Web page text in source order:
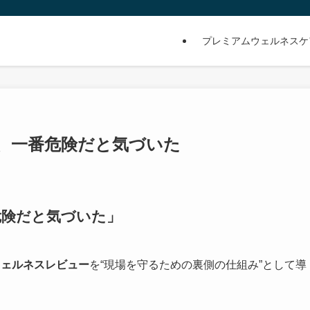
プレミアムウェルネス
一番危険だと気づいた
だと気づいた」
ルネスレビューを“現場を守るための裏側の仕組み”として導